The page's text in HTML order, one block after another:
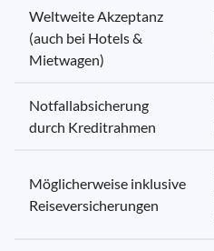
Weltweite Akzeptanz
(auch bei Hotels &
Mietwagen)
Notfallabsicherung
durch Kreditrahmen
Möglicherweise inklusive
Reiseversicherungen